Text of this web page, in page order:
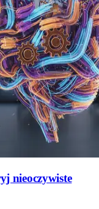
nieoczywiste